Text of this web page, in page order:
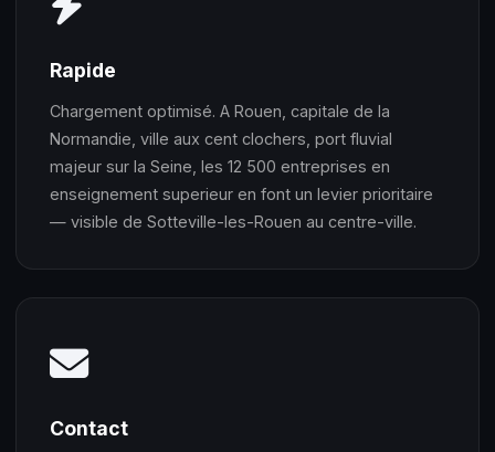
Rapide
Chargement optimisé. A Rouen, capitale de la
Normandie, ville aux cent clochers, port fluvial
majeur sur la Seine, les 12 500 entreprises en
enseignement superieur en font un levier prioritaire
— visible de Sotteville-les-Rouen au centre-ville.
Contact